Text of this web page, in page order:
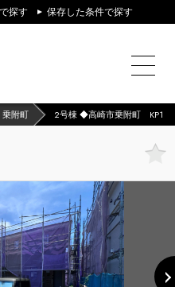
探す 保存した条件で探す
乗附町 2号棟 ◆高崎市乗附町 KP1